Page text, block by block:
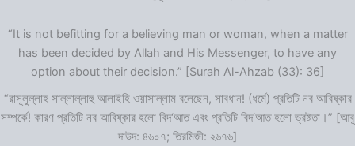
“It is not befitting for a believing man or woman, when a matter
has been decided by Allah and His Messenger, to have any
option about their decision.” [Surah Al-Ahzab (33): 36]
“রাসূলুল্লাহ সাল্লাল্লাহু আলাইহি ওয়াসাল্লাম বলেছেন, সাবধান! (ধর্মে) প্রতিটি নব আবিষ্কার
সম্পর্কে! কারণ প্রতিটি নব আবিষ্কার হলো বিদ‘আত এবং প্রতিটি বিদ‘আত হলো ভ্রষ্টতা।” [আবূ
দাউদ: ৪৬০৭; তিরমিজী: ২৬৭৬]